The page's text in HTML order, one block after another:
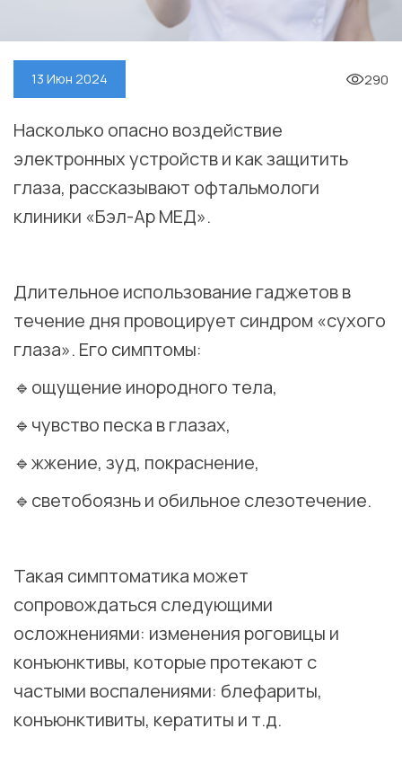
13 Июн 2024 290
Насколько опасно воздействие
электронных устройств и как защитить
глаза, рассказывают офтальмологи
клиники «Бэл-Ар МЕД».
Длительное использование гаджетов в
течение дня провоцирует синдром «сухого
глаза». Его симптомы:
🔹ощущение инородного тела,
🔹чувство песка в глазах,
🔹жжение, зуд, покраснение,
🔹светобоязнь и обильное слезотечение.
Такая симптоматика может
сопровождаться следующими
осложнениями: изменения роговицы и
конъюнктивы, которые протекают с
частыми воспалениями: блефариты,
конъюнктивиты, кератиты и т.д.